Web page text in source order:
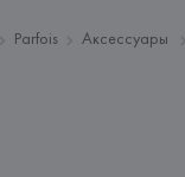
Parfois Аксессуары